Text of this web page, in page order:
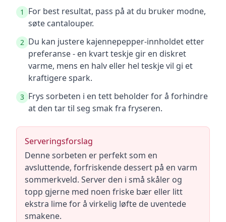
1
For best resultat, pass på at du bruker modne,
søte cantalouper.
2 Du kan justere kajennepepper-innholdet etter
preferanse - en kvart teskje gir en diskret
varme, mens en halv eller hel teskje vil gi et
kraftigere spark.
3 Frys sorbeten i en tett beholder for å forhindre
at den tar til seg smak fra fryseren.
Serveringsforslag
Denne sorbeten er perfekt som en
avsluttende, forfriskende dessert på en varm
sommerkveld. Server den i små skåler og
topp gjerne med noen friske bær eller litt
ekstra lime for å virkelig løfte de uventede
smakene.